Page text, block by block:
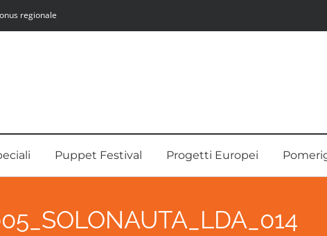
regionale
Puppet Festival Progetti Europei